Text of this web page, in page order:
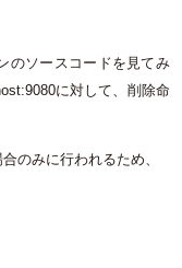
のソースコードを見てみ
に対して、削除命
のみに行われるため、